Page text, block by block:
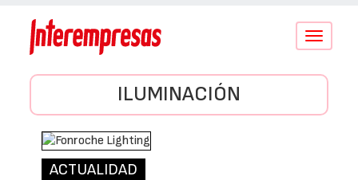
Conmutar
ILUMINACIÓN
ACTUALIDAD